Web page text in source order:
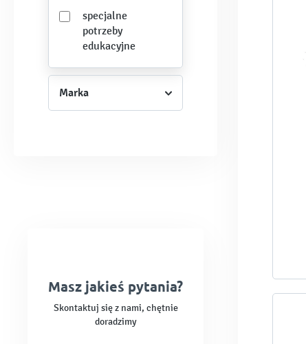
specjalne
potrzeby
edukacyjne
Marka
Masz jakieś pytania?
Skontaktuj się z nami, chętnie
doradzimy